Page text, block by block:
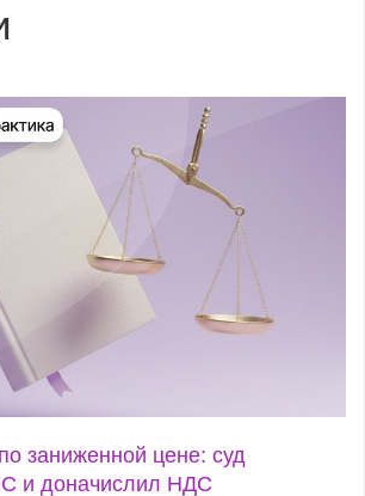
заниженной цене: суд
и доначислил НДС